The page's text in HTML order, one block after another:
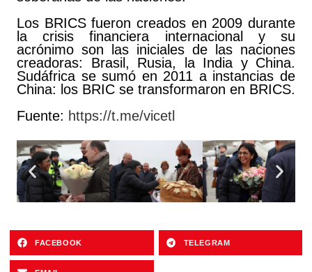
Los BRICS fueron creados en 2009 durante
la crisis financiera internacional y su
acrónimo son las iniciales de las naciones
creadoras: Brasil, Rusia, la India y China.
Sudáfrica se sumó en 2011 a instancias de
China: los BRIC se transformaron en BRICS.
Fuente: https://t.me/vicetl
FACEBOOK TELEGRAM